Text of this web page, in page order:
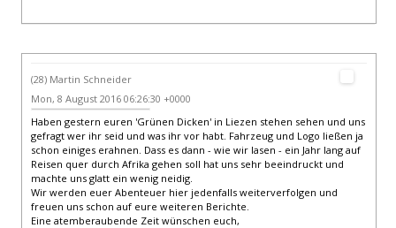
(28) Martin Schneider
Mon, 8 August 2016 06:26:30 +0000
Haben gestern euren 'Grünen Dicken' in Liezen stehen sehen und uns
gefragt wer ihr seid und was ihr vor habt. Fahrzeug und Logo ließen ja
schon einiges erahnen. Dass es dann - wie wir lasen - ein Jahr lang auf
Reisen quer durch Afrika gehen soll hat uns sehr beeindruckt und
machte uns glatt ein wenig neidig.
Wir werden euer Abenteuer hier jedenfalls weiterverfolgen und
freuen uns schon auf eure weiteren Berichte.
Eine atemberaubende Zeit wünschen euch,